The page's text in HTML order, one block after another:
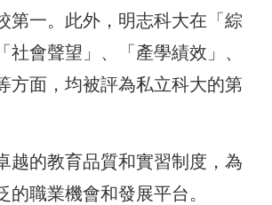
第一。此外，明志科大在「綜
社會聲望」、「產學績效」、
方面，均被評為私立科大的第
越的教育品質和實習制度，為
的職業機會和發展平台。